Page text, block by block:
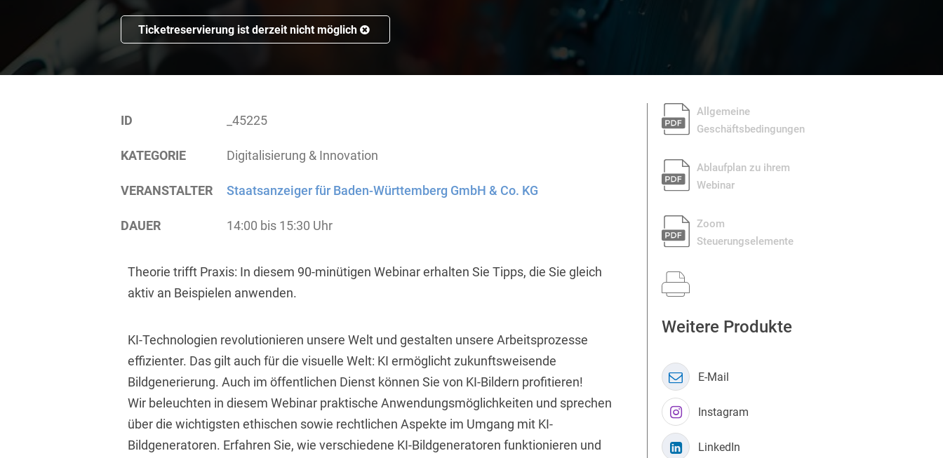
Ticketreservierung ist derzeit nicht möglich
ID _45225
KATEGORIE Digitalisierung & Innovation
VERANSTALTER Staatsanzeiger für Baden-Württemberg GmbH & Co. KG
DAUER 14:00 bis 15:30 Uhr
Theorie trifft Praxis: In diesem 90-minütigen Webinar erhalten Sie Tipps, die Sie gleich
aktiv an Beispielen anwenden.
KI-Technologien revolutionieren unsere Welt und gestalten unsere Arbeitsprozesse
effizienter. Das gilt auch für die visuelle Welt: KI ermöglicht zukunftsweisende
Bildgenerierung. Auch im öffentlichen Dienst können Sie von KI-Bildern profitieren!
Wir beleuchten in diesem Webinar praktische Anwendungsmöglichkeiten und sprechen
über die wichtigsten ethischen sowie rechtlichen Aspekte im Umgang mit KI-
Bildgeneratoren. Erfahren Sie, wie verschiedene KI-Bildgeneratoren funktionieren und
Allgemeine
Geschäftsbedingungen
Ablaufplan zu ihrem
Webinar
Zoom
Steuerungselemente
Weitere Produkte
E-Mail
Instagram
LinkedIn